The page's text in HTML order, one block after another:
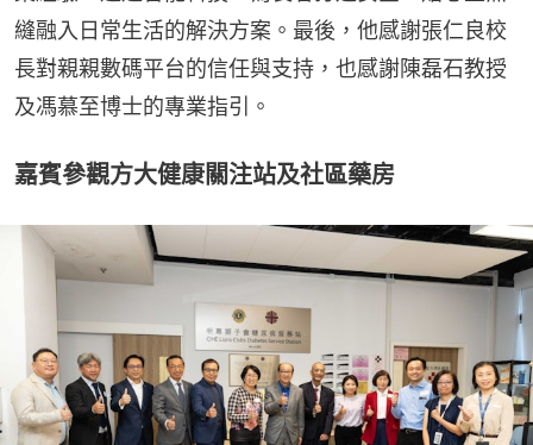
縫融入日常生活的解決方案。最後，他感謝張仁良校
長對親親數碼平台的信任與支持，也感謝陳磊石教授
及馮慕至博士的專業指引。
嘉賓參觀方大健康關注站及社區藥房